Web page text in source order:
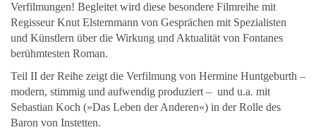
Verfilmungen! Begleitet wird diese besondere Filmreihe mit
Regisseur Knut Elsternmann von Gesprächen mit Spezialisten
und Künstlern über die Wirkung und Aktualität von Fontanes
berühmtesten Roman.
Teil II der Reihe zeigt die Verfilmung von Hermine Huntgeburth –
modern, stimmig und aufwendig produziert – und u.a. mit
Sebastian Koch (»Das Leben der Anderen«) in der Rolle des
Baron von Instetten.